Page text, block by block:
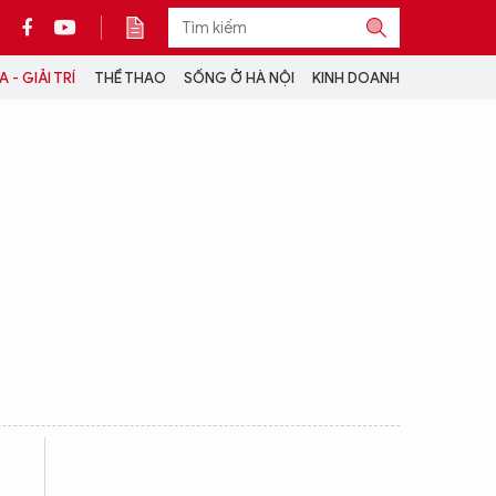
- GIẢI TRÍ THỂ THAO SỐNG Ở HÀ NỘI KINH DOANH